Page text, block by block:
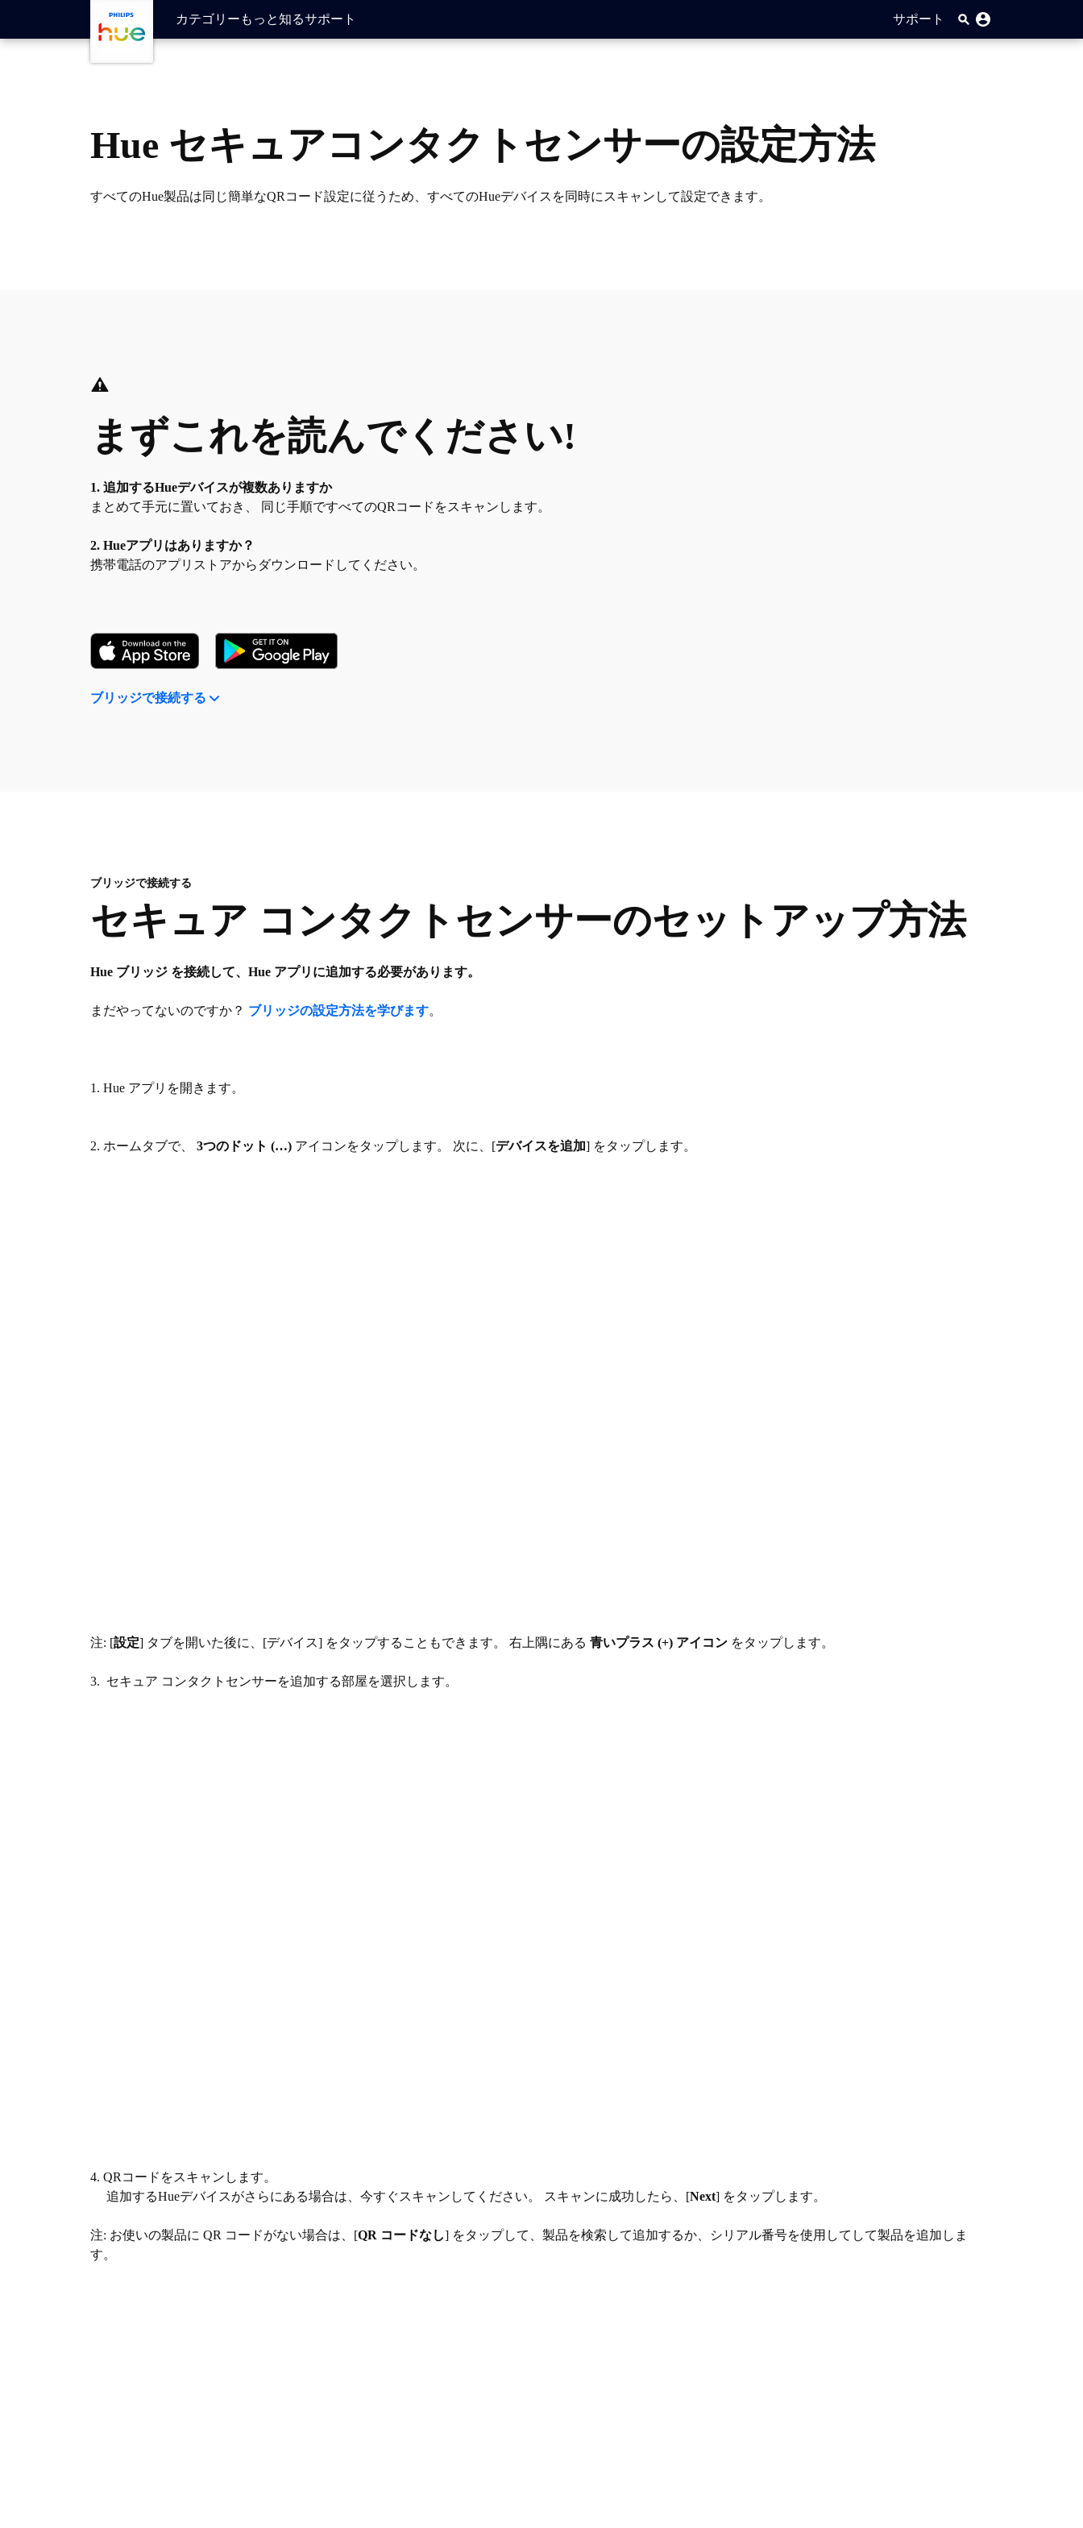
カテゴリー もっと知るサポート サポート
Hue セキュアコンタクトセンサーの設定方法
すべてのHue製品は同じ簡単なQRコード設定に従うため、すべてのHueデバイスを同時にスキャンして設定できます。
まずこれを読んでください!
1. 追加するHueデバイスが複数ありますか
まとめて手元に置いておき、 同じ手順ですべてのQRコードをスキャンします。
2. Hueアプリはありますか？
携帯電話のアプリストアからダウンロードしてください。
ブリッジで接続する
ブリッジで接続する
セキュア コンタクトセンサーのセットアップ方法
Hue ブリッジ を接続して、Hue アプリに追加する必要があります。
まだやってないのですか？ ブリッジの設定方法を学びます。
1. Hue アプリを開きます。
2. ホームタブで、3つのドット (…) アイコンをタップします。 次に、[デバイスを追加] をタップします。
注: [設定] タブを開いた後に、[デバイス] をタップすることもできます。 右上隅にある青いプラス (+) アイコン をタップします。
3. セキュア コンタクトセンサーを追加する部屋を選択します。
4. QRコードをスキャンします。
追加するHueデバイスがさらにある場合は、今すぐスキャンしてください。 スキャンに成功したら、[Next] をタップします。
注: お使いの製品に QR コードがない場合は、[QR コードなし] をタップして、製品を検索して追加するか、シリアル番号を使用してして製品を追加しま
す。